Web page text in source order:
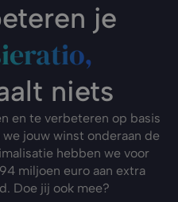
je
niets
en te verbeteren op basis
jouw winst onderaan de
hebben we voor
miljoen euro aan extra
Doe jij ook mee?